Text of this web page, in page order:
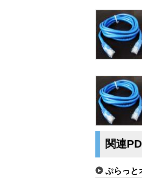
関連
ぷらっと